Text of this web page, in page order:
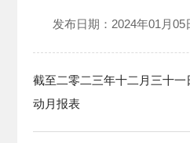
发布日期： 2024年01月05
截至二零二三年十二月三十
动月报表